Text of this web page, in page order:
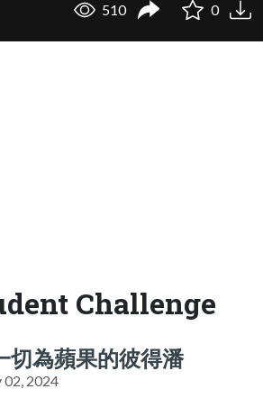
510 0
Challenge
切為蘋果的彼得潘
02, 2024